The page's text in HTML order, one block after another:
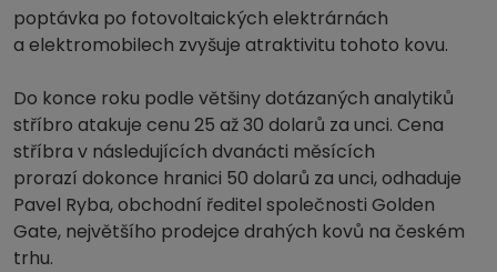
poptávka po fotovoltaických elektrárnách
a elektromobilech zvyšuje atraktivitu tohoto kovu.
Do konce roku podle většiny dotázaných analytiků
stříbro atakuje cenu 25 až 30 dolarů za unci. Cena
stříbra v následujících dvanácti měsících
prorazí dokonce hranici 50 dolarů za unci, odhaduje
Pavel Ryba, obchodní ředitel společnosti Golden
Gate, největšího prodejce drahých kovů na českém
trhu.